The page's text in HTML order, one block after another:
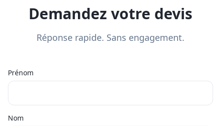
Demandez votre devis
Réponse rapide. Sans engagement.
Prénom
Nom